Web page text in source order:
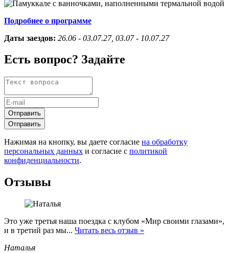
Подробнее о программе
Даты заездов: 26.06 - 03.07.27, 03.07 - 10.07.27
Есть вопрос? Задайте
Отправить
Отправить
Нажимая на кнопку, вы даете согласие на обработку
персональных данных и согласие с политикой
конфиденциальности.
Отзывы
Это уже третья наша поездка с клубом «Мир своими глазами»,
и в третий раз мы... Читать весь отзыв »
Наталья